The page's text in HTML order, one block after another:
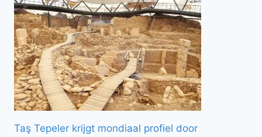
Taş Tepeler krijgt mondiaal profiel door